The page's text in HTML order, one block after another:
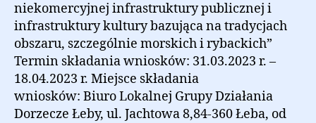
niekomercyjnej infrastruktury publicznej i
infrastruktury kultury bazująca na tradycjach
obszaru, szczególnie morskich i rybackich”
Termin składania wniosków: 31.03.2023 r. –
18.04.2023 r. Miejsce składania
wniosków: Biuro Lokalnej Grupy Działania
Dorzecze Łeby, ul. Jachtowa 8,84-360 Łeba, od